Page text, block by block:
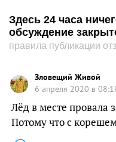
Здесь 24 часа
обсуждение
правила публикации
Зловещий Живой
6 апреля 2020 в
Лёд в месте провала
Потому что с